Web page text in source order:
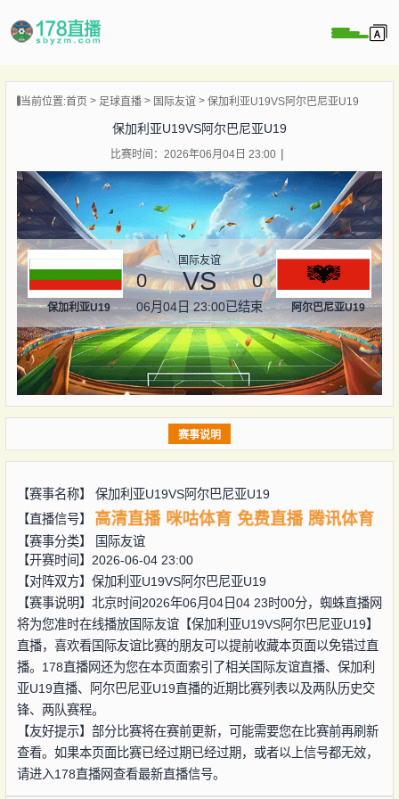
当前位置:首页 足球直播 国际友谊 保加利亚U19VS阿尔巴尼亚U19
保加利亚U19VS阿尔巴尼亚U19
比赛时间：2026年06月04日 23:00
保加利亚U19
国际友谊
0 VS 0
06月04日 23:00已结束 阿尔巴尼亚U19
赛事说明
【赛事名称】 保加利亚U19VS阿尔巴尼亚U19
【直播信号】
高清直播 咪咕体育 免费直播 腾讯体育
【赛事分类】
国际友谊
【开赛时间】2026-06-04 23:00
【对阵双方】 保加利亚U19VS阿尔巴尼亚U19
【赛事说明】北京时间2026年06月04日04 23时00分，蜘蛛直播网
将为您准时在线播放国际友谊【保加利亚U19VS阿尔巴尼亚U19】
直播，喜欢看国际友谊比赛的朋友可以提前收藏本页面以免错过直
播。178直播网还为您在本页面索引了相关国际友谊直播、保加利
亚U19直播、阿尔巴尼亚U19直播的近期比赛列表以及两队历史交
锋、两队赛程。
【友好提示】部分比赛将在赛前更新，可能需要您在比赛前再刷新
查看。如果本页面比赛已经过期已经过期，或者以上信号都无效，
请进入178直播网查看最新直播信号。